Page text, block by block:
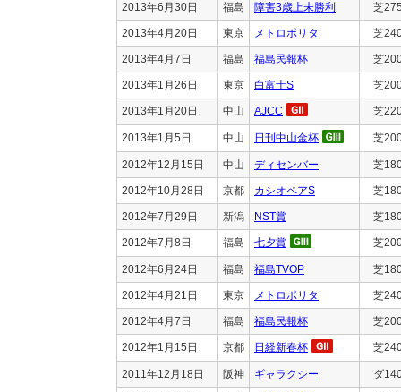
2013年6月30日 福島 障害3歳上未勝利 芝
2013年4月20日 東京 メトロポリタ 芝
2013年4月7日 福島 福島民報杯 芝
2013年1月26日 東京 白富士S 芝
2013年1月20日 中山 AJCC 芝
2013年1月5日 中山 日刊中山金杯 芝
2012年12月15日 中山 ディセンバー 芝
2012年10月28日 京都 カシオペアS 芝
2012年7月29日 新潟 NST賞 芝
2012年7月8日 福島 七夕賞 芝
2012年6月24日 福島 福島TVOP 芝
2012年4月21日 東京 メトロポリタ 芝
2012年4月7日 福島 福島民報杯 芝
2012年1月15日 京都 日経新春杯 芝
2011年12月18日 阪神 ギャラクシー ダ